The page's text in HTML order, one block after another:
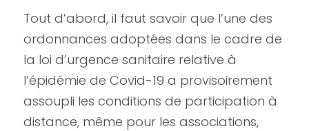
Tout d’abord, il faut savoir que l’une des
ordonnances adoptées dans le cadre de
la loi d’urgence sanitaire relative à
l’épidémie de Covid-19 a provisoirement
assoupli les conditions de participation à
distance, même pour les associations,